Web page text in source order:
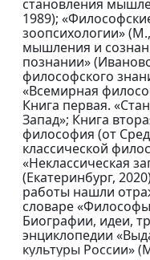
становления
1989);
зоопсихологии»
мышления и
познании»
философского
«Всемирная
Книга первая.
Запад»; Книга
философия (от
классической
«Неклассическая
(Екатеринбург,
работы нашли
словаре «Философы
Биографии, идеи,
энциклопедии
культуры России»